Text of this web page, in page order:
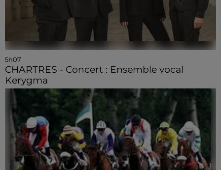
5h07
CHARTRES - Concert : Ensemble vocal
Kerygma